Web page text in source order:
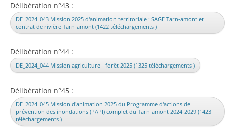
Délibération n°43 :
DE_2024_043 Mission 2025 d'animation territoriale : SAGE Tarn-amont et
contrat de rivière Tarn-amont (1422 téléchargements )
Délibération n°44 :
DE_2024_044 Mission agriculture - forêt 2025 (1325 téléchargements )
Délibération n°45 :
DE_2024_045 Mission d'animation 2025 du Programme d'actions de
prévention des inondations (PAPI) complet du Tarn-amont 2024-2029 (1423
téléchargements )